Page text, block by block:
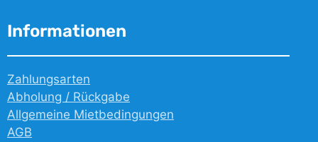
Informationen
Zahlungsarten
Abholung / Rückgabe
Allgemeine Mietbedingungen
AGB